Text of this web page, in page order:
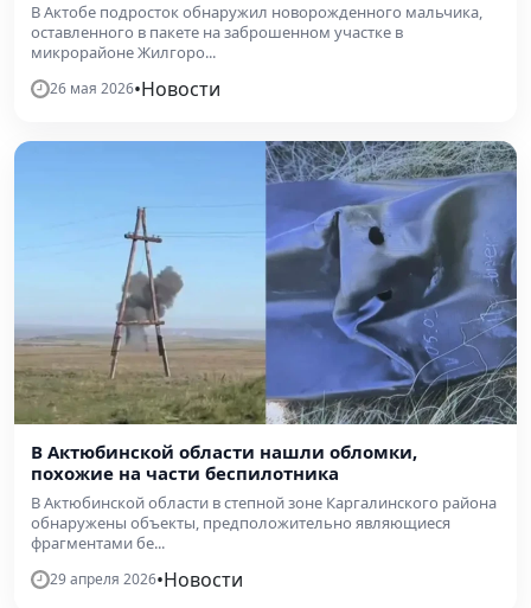
В Актобе подросток обнаружил новорожденного мальчика,
оставленного в пакете на заброшенном участке в
микрорайоне Жилгоро...
26 мая 2026•Новости
В Актюбинской области нашли обломки,
похожие на части беспилотника
В Актюбинской области в степной зоне Каргалинского района
обнаружены объекты, предположительно являющиеся
фрагментами бе...
29 апреля 2026•Новости